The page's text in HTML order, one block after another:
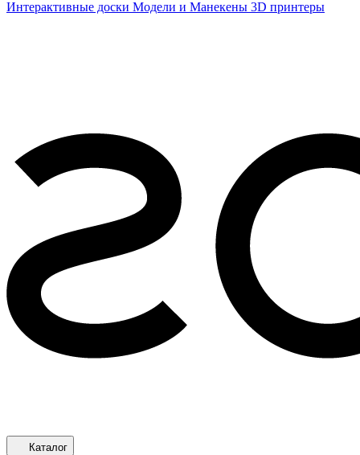
Интерактивные доски Модели и Манекены 3D принтеры
Каталог